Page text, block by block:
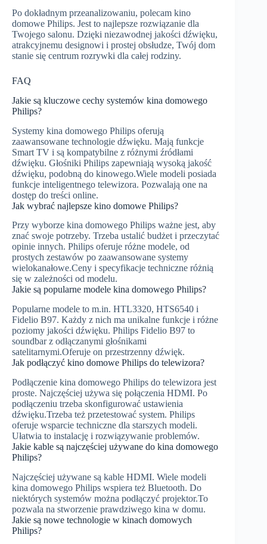
Po dokładnym przeanalizowaniu, polecam kino
domowe Philips. Jest to najlepsze rozwiązanie dla
Twojego salonu. Dzięki niezawodnej jakości dźwięku,
atrakcyjnemu designowi i prostej obsłudze, Twój dom
stanie się centrum rozrywki dla całej rodziny.
FAQ
Jakie są kluczowe cechy systemów kina domowego
Philips?
Systemy kina domowego Philips oferują
zaawansowane technologie dźwięku. Mają funkcje
Smart TV i są kompatybilne z różnymi źródłami
dźwięku. Głośniki Philips zapewniają wysoką jakość
dźwięku, podobną do kinowego.Wiele modeli posiada
funkcje inteligentnego telewizora. Pozwalają one na
dostęp do treści online.
Jak wybrać najlepsze kino domowe Philips?
Przy wyborze kina domowego Philips ważne jest, aby
znać swoje potrzeby. Trzeba ustalić budżet i przeczytać
opinie innych. Philips oferuje różne modele, od
prostych zestawów po zaawansowane systemy
wielokanałowe.Ceny i specyfikacje techniczne różnią
się w zależności od modelu.
Jakie są popularne modele kina domowego Philips?
Popularne modele to m.in. HTL3320, HTS6540 i
Fidelio B97. Każdy z nich ma unikalne funkcje i różne
poziomy jakości dźwięku. Philips Fidelio B97 to
soundbar z odłączanymi głośnikami
satelitarnymi.Oferuje on przestrzenny dźwięk.
Jak podłączyć kino domowe Philips do telewizora?
Podłączenie kina domowego Philips do telewizora jest
proste. Najczęściej używa się połączenia HDMI. Po
podłączeniu trzeba skonfigurować ustawienia
dźwięku.Trzeba też przetestować system. Philips
oferuje wsparcie techniczne dla starszych modeli.
Ułatwia to instalację i rozwiązywanie problemów.
Jakie kable są najczęściej używane do kina domowego
Philips?
Najczęściej używane są kable HDMI. Wiele modeli
kina domowego Philips wspiera też Bluetooth. Do
niektórych systemów można podłączyć projektor.To
pozwala na stworzenie prawdziwego kina w domu.
Jakie są nowe technologie w kinach domowych
Philips?